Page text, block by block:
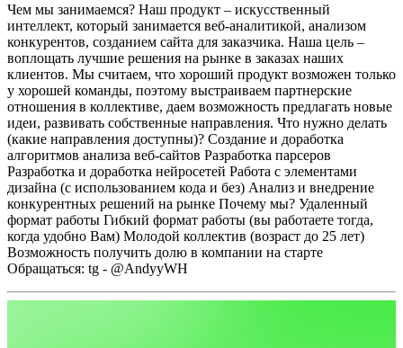
Чем мы занимаемся? Наш продукт – искусственный
интеллект, который занимается веб-аналитикой, анализом
конкурентов, созданием сайта для заказчика. Наша цель –
воплощать лучшие решения на рынке в заказах наших
клиентов. Мы считаем, что хороший продукт возможен только
у хорошей команды, поэтому выстраиваем партнерские
отношения в коллективе, даем возможность предлагать новые
идеи, развивать собственные направления. Что нужно делать
(какие направления доступны)? Создание и доработка
алгоритмов анализа веб-сайтов Разработка парсеров
Разработка и доработка нейросетей Работа с элементами
дизайна (с использованием кода и без) Анализ и внедрение
конкурентных решений на рынке Почему мы? Удаленный
формат работы Гибкий формат работы (вы работаете тогда,
когда удобно Вам) Молодой коллектив (возраст до 25 лет)
Возможность получить долю в компании на старте
Обращаться: tg - @AndyyWH